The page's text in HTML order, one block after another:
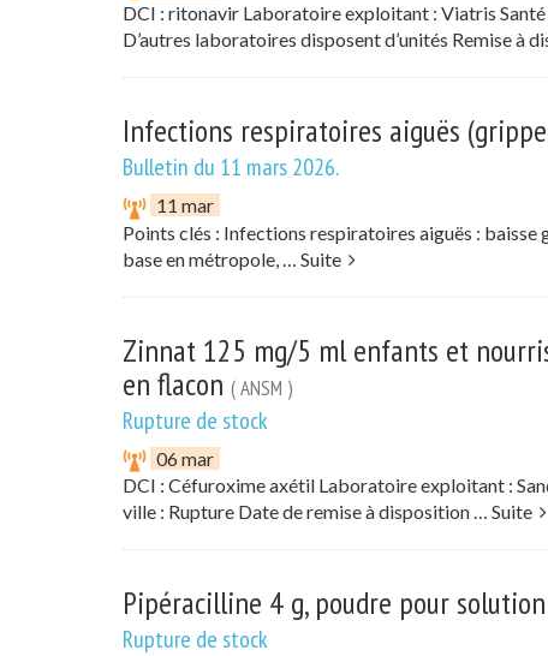
DCI : ritonavir Laboratoire exploitant : Viatris
D’autres laboratoires disposent d’unités Remise à
Infections respiratoires aiguës
Bulletin du 11 mars 2026.
11 mar
Points clés : Infections respiratoires aiguës : baisse
base en métropole, … Suite
Zinnat 125 mg/5 ml enfants et
en flacon ( ANSM )
Rupture de stock
06 mar
DCI : Céfuroxime axétil Laboratoire exploitant :
ville : Rupture Date de remise à disposition … Suite
Pipéracilline 4 g, poudre pour
Rupture de stock